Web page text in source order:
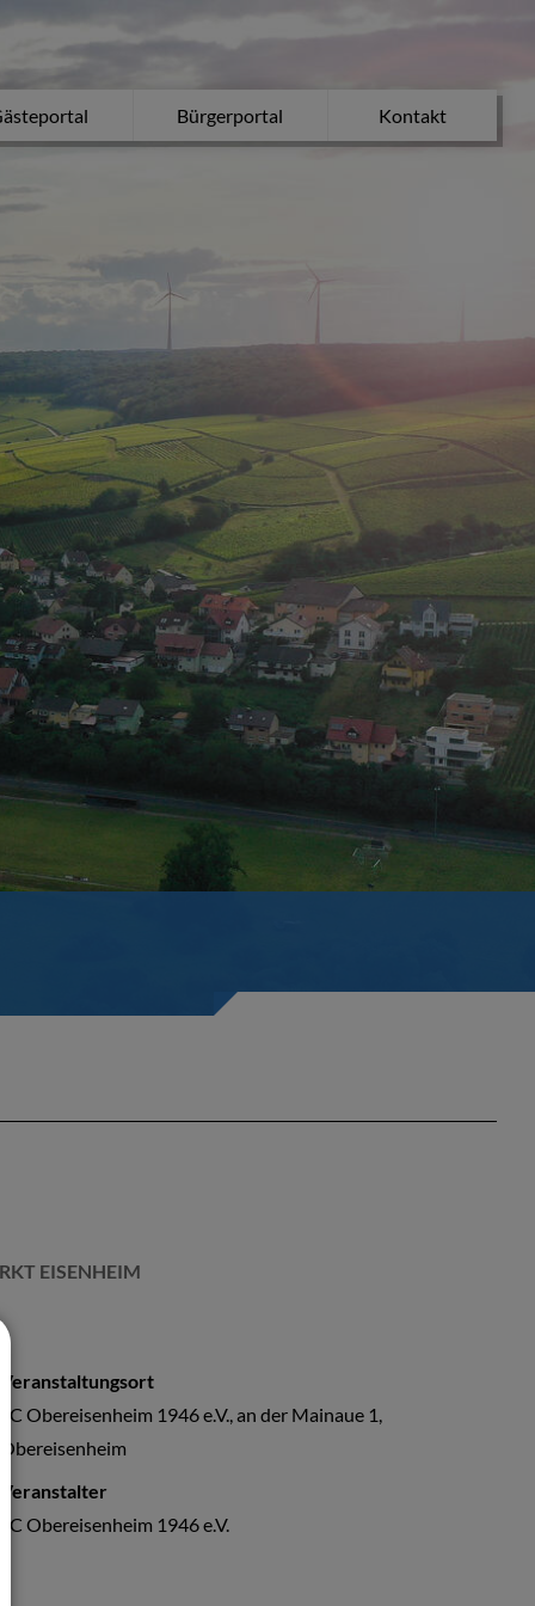
Bürgerportal Kontakt
EISENHEIM
Veranstaltungsort
SC Obereisenheim 1946 e.V., an der Mainaue 1,
Obereisenheim
Veranstalter
SC Obereisenheim 1946 e.V.